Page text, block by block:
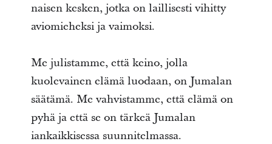
naisen kesken, jotka on laillisesti vihitty
aviomieheksi ja vaimoksi.
Me julistamme, että keino, jolla
kuolevainen elämä luodaan, on Jumalan
säätämä. Me vahvistamme, että elämä on
pyhä ja että se on tärkeä Jumalan
iankaikkisessa suunnitelmassa.